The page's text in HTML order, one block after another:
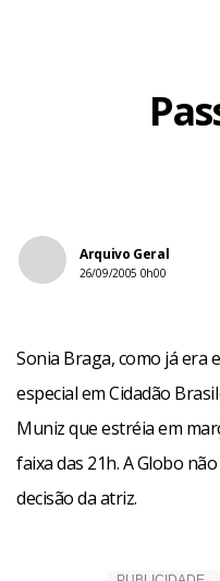
Arquivo Geral
26/09/2005 0h00
Sonia Braga, como já era
especial em Cidadão
Muniz que estréia em
faixa das 21h. A Globo
decisão da atriz.